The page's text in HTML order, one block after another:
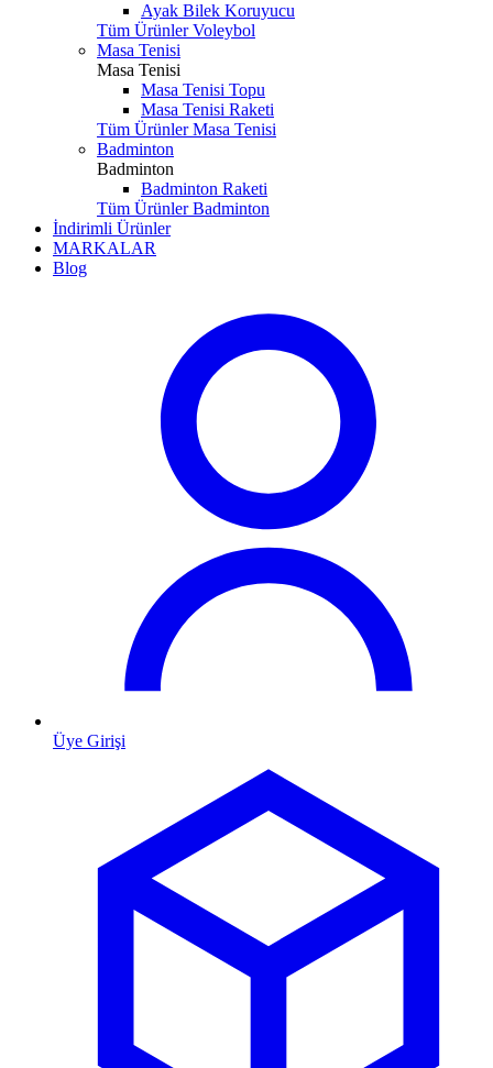
Ayak Bilek Koruyucu
Tüm Ürünler Voleybol
Masa Tenisi
Masa Tenisi
Masa Tenisi Topu
Masa Tenisi Raketi
Tüm Ürünler Masa Tenisi
Badminton
Badminton
Badminton Raketi
Tüm Ürünler Badminton
İndirimli Ürünler
MARKALAR
Blog
Üye Girişi